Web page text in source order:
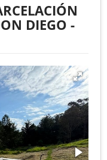
DIEGO -